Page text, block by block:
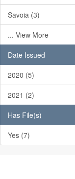
Savoia (3)
... View More
Date Issued
2020 (5)
2021 (2)
Has File(s)
Yes (7)